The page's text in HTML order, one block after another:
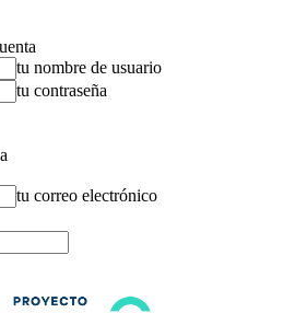
tu nombre de usuario
tu contraseña
tu correo electrónico